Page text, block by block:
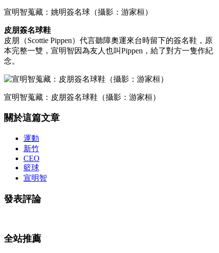
宣明智蒐藏：姚明簽名球（攝影：游家桓）
皮朋簽名球鞋
皮朋（Scottie Pippen）代言聽障奧運來台時留下的簽名鞋，原
本完整一雙，宣明智因為友人也叫Pippen，給了對方一隻作紀
念。
宣明智蒐藏：皮朋簽名球鞋（攝影：游家桓）
關於這篇文章
運動
新竹
CEO
籃球
宣明智
發表評論
全站推薦